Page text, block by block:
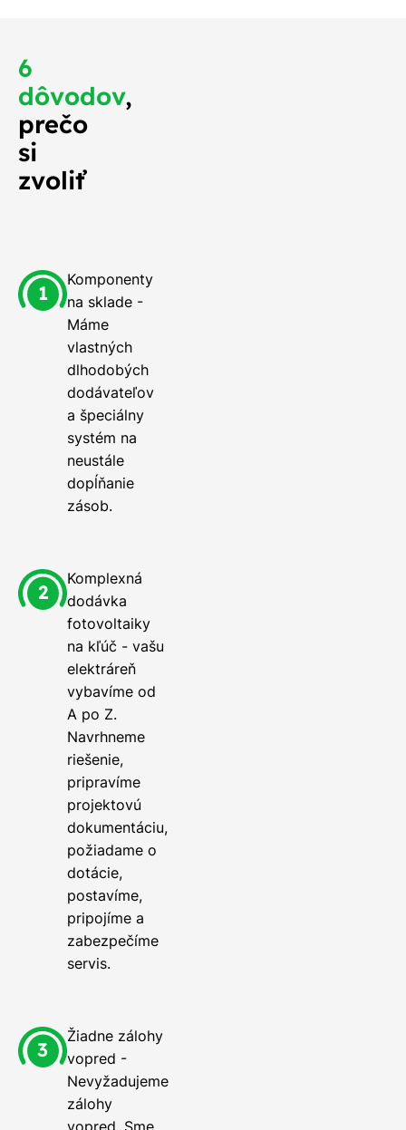
6
dôvodov,
prečo
si
zvoliť
Komponenty
na sklade -
Máme
vlastných
dlhodobých
dodávateľov
a špeciálny
systém na
neustále
dopĺňanie
zásob.
Komplexná
dodávka
fotovoltaiky
na kľúč - vašu
elektráreň
vybavíme od
A po Z.
Navrhneme
riešenie,
pripravíme
projektovú
dokumentáciu,
požiadame o
dotácie,
postavíme,
pripojíme a
zabezpečíme
servis.
Žiadne zálohy
vopred -
Nevyžadujeme
zálohy
vopred. Sme